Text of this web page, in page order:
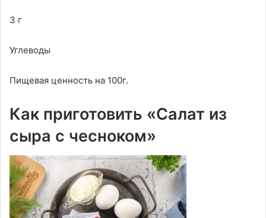
3 г
Углеводы
Пищевая ценность на 100г.
Как приготовить «Салат из
сыра с чесноком»